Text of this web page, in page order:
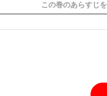
この巻のあらすじを